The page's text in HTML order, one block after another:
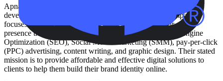
Apna Brand is a digital marketing, website designing, and
development company located in Patna, Bihar. The company
focuses on helping businesses establish and grow their online
presence through a variety of services, including Search Engine
Optimization (SEO), Social Media Marketing (SMM), pay-per-click
(PPC) advertising, content writing, and graphic design. Their stated
mission is to provide affordable and effective digital solutions to
clients to help them build their brand identity online.